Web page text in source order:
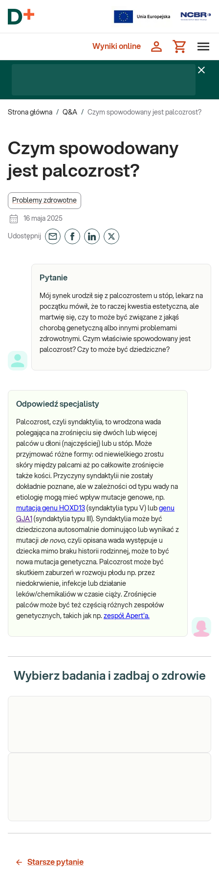
Wyniki online
Strona główna / Q&A / Czym spowodowany jest palcozrost?
Czym spowodowany
jest palcozrost?
Problemy zdrowotne
16 maja 2025
Udostępnij
Pytanie
Mój synek urodził się z palcozrostem u stóp, lekarz na
początku mówił, że to raczej kwestia estetyczna, ale
martwię się, czy to może być związane z jakąś
chorobą genetyczną albo innymi problemami
zdrowotnymi. Czym właściwie spowodowany jest
palcozrost? Czy to może być dziedziczne?
Odpowiedź specjalisty
Palcozrost, czyli syndaktylia, to wrodzona wada
polegająca na zrośnięciu się dwóch lub więcej
palców u dłoni (najczęściej) lub u stóp. Może
przyjmować różne formy: od niewielkiego zrostu
skóry między palcami aż po całkowite zrośnięcie
także kości. Przyczyny syndaktylii nie zostały
dokładnie poznane, ale w zależności od typu wady na
etiologię mogą mieć wpływ mutacje genowe, np.
mutacja genu HOXD13 (syndaktylia typu V) lub genu
GJA1 (syndaktylia typu III). Syndaktylia może być
dziedziczona autosomalnie dominująco lub wynikać z
mutacji de novo, czyli opisana wada występuje u
dziecka mimo braku historii rodzinnej, może to być
nowa mutacja genetyczna. Palcozrost może być
skutkiem zaburzeń w rozwoju płodu np. przez
niedokrwienie, infekcje lub działanie
leków/chemikaliów w czasie ciąży. Zrośnięcie
palców może być też częścią różnych zespołów
genetycznych, takich jak np. zespół Apert'a.
Wybierz badania i zadbaj o zdrowie
Zespół Aperta (gen FGFR2 - wybrane
Starsze pytanie